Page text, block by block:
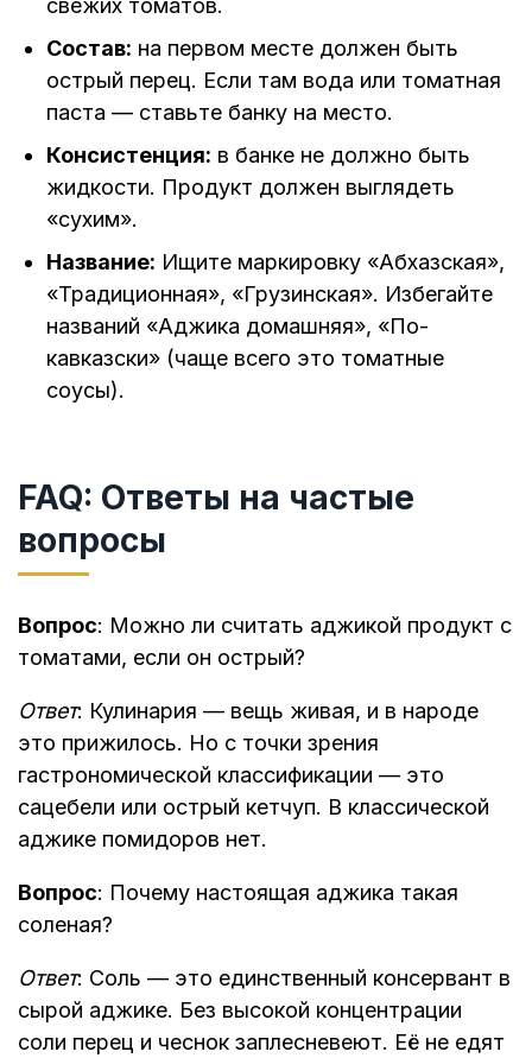
свежих томатов.
Состав: на первом месте должен быть
острый перец. Если там вода или томатная
паста — ставьте банку на место.
Консистенция: в банке не должно быть
жидкости. Продукт должен выглядеть
«сухим».
Название: Ищите маркировку «Абхазская»,
«Традиционная», «Грузинская». Избегайте
названий «Аджика домашняя», «По-
кавказски» (чаще всего это томатные
соусы).
FAQ: Ответы на частые
вопросы
Вопрос: Можно ли считать аджикой продукт с
томатами, если он острый?
Ответ: Кулинария — вещь живая, и в народе
это прижилось. Но с точки зрения
гастрономической классификации — это
сацебели или острый кетчуп. В классической
аджике помидоров нет.
Вопрос: Почему настоящая аджика такая
соленая?
Ответ: Соль — это единственный консервант в
сырой аджике. Без высокой концентрации
соли перец и чеснок заплесневеют. Её не едят